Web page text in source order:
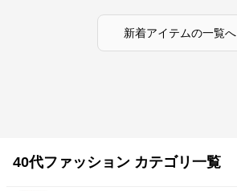
新着アイテムの一覧へ
40代ファッション カテゴリ一覧